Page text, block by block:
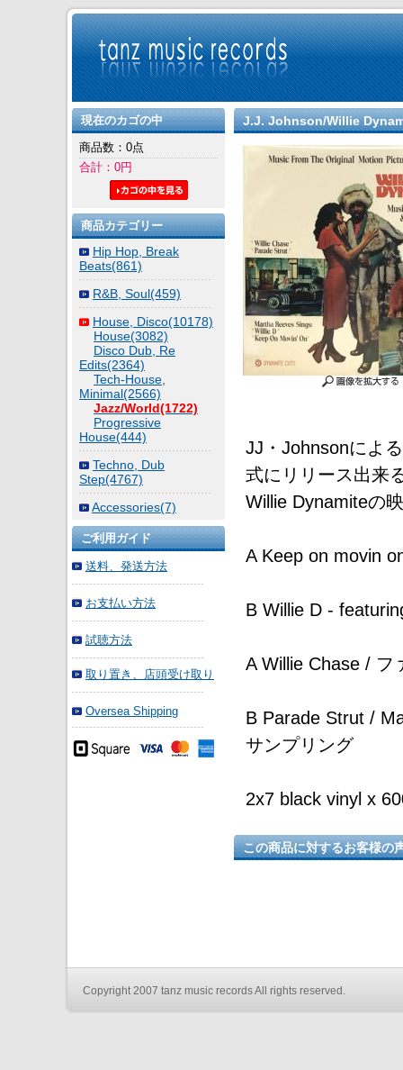
J.J. Johnson/Willie
JJ・Johnsonによ
式にリリース出来
Willie Dynamiteの
A Keep on movin
B Willie D -
A Willie Chase / フ
B Parade Strut /
サンプリング
2x7 black vinyl x
この商品に対するお客様の
現在のカゴの中
商品数：0点
合計：0円
商品カテゴリー
Hip Hop, Break
Beats(861)
R&B, Soul(459)
House, Disco(10178)
House(3082)
Disco Dub, Re
Edits(2364)
Tech-House,
Minimal(2566)
Jazz/World(1722)
Progressive
House(444)
Techno, Dub
Step(4767)
Accessories(7)
ご利用ガイド
送料、発送方法
お支払い方法
試聴方法
取り置き、店頭受け取り
Oversea Shipping
Copyright 2007 tanz music records All rights reserved.